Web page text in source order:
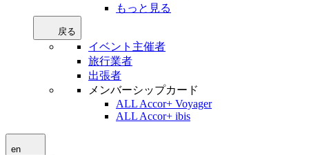
もっと見る
戻る
イベント主催者
旅行業者
出張者
メンバーシップカード
ALL Accor+ Voyager
ALL Accor+ ibis
en